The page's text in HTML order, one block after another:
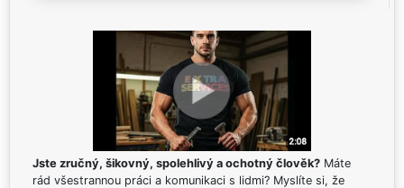
Jste zručný, šikovný, spolehlivý a ochotný člověk? Máte
rád všestrannou práci a komunikaci s lidmi? Myslíte si, že